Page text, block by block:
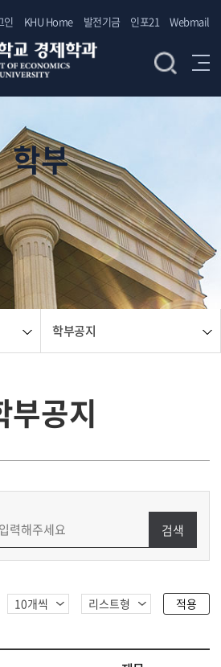
인 KHU Home 발전기금 인포21 Webmail
학부
학부공지
부공지
검색
적용